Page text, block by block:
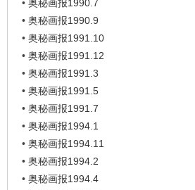
• 奥秘画报1990.7
• 奥秘画报1990.9
• 奥秘画报1991.10
• 奥秘画报1991.12
• 奥秘画报1991.3
• 奥秘画报1991.5
• 奥秘画报1991.7
• 奥秘画报1994.1
• 奥秘画报1994.11
• 奥秘画报1994.2
• 奥秘画报1994.4